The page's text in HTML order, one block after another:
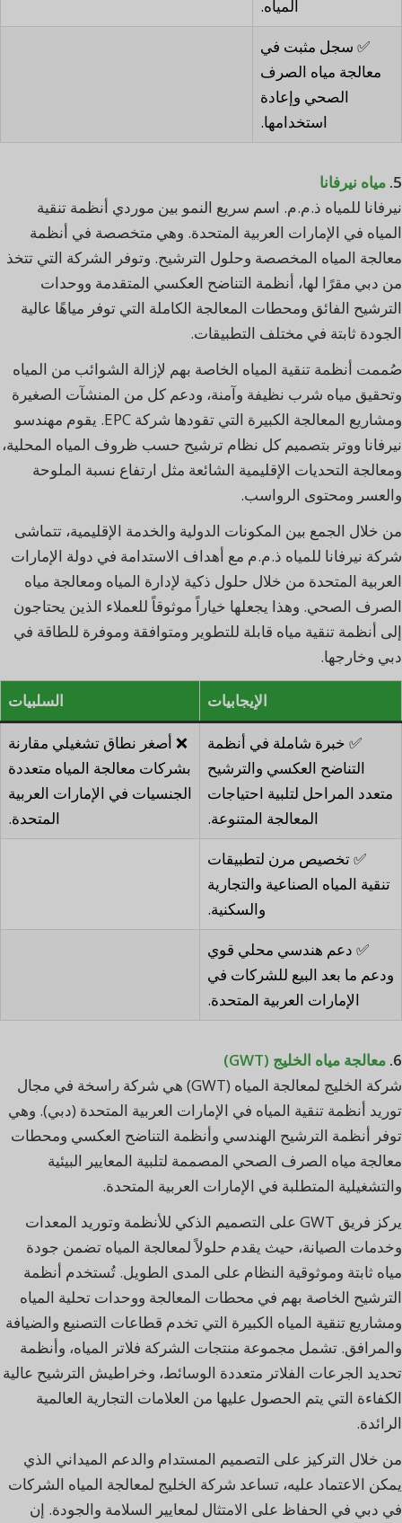
المياه.
✅ سجل مثبت في
معالجة مياه الصرف
الصحي وإعادة
استخدامها.
5. مياه نيرفانا
نيرفانا للمياه ذ.م.م. اسم سريع النمو بين موردي أنظمة تنقية
المياه في الإمارات العربية المتحدة. وهي متخصصة في أنظمة
معالجة المياه المخصصة وحلول الترشيح. وتوفر الشركة التي تتخذ
من دبي مقرًا لها، أنظمة التناضح العكسي المتقدمة ووحدات
الترشيح الفائق ومحطات المعالجة الكاملة التي توفر مياهًا عالية
الجودة ثابتة في مختلف التطبيقات.
صُممت أنظمة تنقية المياه الخاصة بهم لإزالة الشوائب من المياه
وتحقيق مياه شرب نظيفة وآمنة، ودعم كل من المنشآت الصغيرة
ومشاريع المعالجة الكبيرة التي تقودها شركة EPC. يقوم مهندسو
نيرفانا ووتر بتصميم كل نظام ترشيح حسب ظروف المياه المحلية،
ومعالجة التحديات الإقليمية الشائعة مثل ارتفاع نسبة الملوحة
والعسر ومحتوى الرواسب.
من خلال الجمع بين المكونات الدولية والخدمة الإقليمية، تتماشى
شركة نيرفانا للمياه ذ.م.م مع أهداف الاستدامة في دولة الإمارات
العربية المتحدة من خلال حلول ذكية لإدارة المياه ومعالجة مياه
الصرف الصحي. وهذا يجعلها خياراً موثوقاً للعملاء الذين يحتاجون
إلى أنظمة تنقية مياه قابلة للتطوير ومتوافقة وموفرة للطاقة في
دبي وخارجها.
الإيجابيات السلبيات
✅ خبرة شاملة في أنظمة
التناضح العكسي والترشيح
متعدد المراحل لتلبية احتياجات
المعالجة المتنوعة.
❌ أصغر نطاق تشغيلي مقارنة
بشركات معالجة المياه متعددة
الجنسيات في الإمارات العربية
المتحدة.
✅ تخصيص مرن لتطبيقات
تنقية المياه الصناعية والتجارية
والسكنية.
✅ دعم هندسي محلي قوي
ودعم ما بعد البيع للشركات في
الإمارات العربية المتحدة.
6. معالجة مياه الخليج (GWT)
شركة الخليج لمعالجة المياه (GWT) هي شركة راسخة في مجال
توريد أنظمة تنقية المياه في الإمارات العربية المتحدة (دبي). وهي
توفر أنظمة الترشيح الهندسي وأنظمة التناضح العكسي ومحطات
معالجة مياه الصرف الصحي المصممة لتلبية المعايير البيئية
والتشغيلية المتطلبة في الإمارات العربية المتحدة.
يركز فريق GWT على التصميم الذكي للأنظمة وتوريد المعدات
وخدمات الصيانة، حيث يقدم حلولاً لمعالجة المياه تضمن جودة
مياه ثابتة وموثوقية النظام على المدى الطويل. تُستخدم أنظمة
الترشيح الخاصة بهم في محطات المعالجة ووحدات تحلية المياه
ومشاريع تنقية المياه الكبيرة التي تخدم قطاعات التصنيع والضيافة
والمرافق. تشمل مجموعة منتجات الشركة فلاتر المياه، وأنظمة
تحديد الجرعات الفلاتر متعددة الوسائط، وخراطيش الترشيح عالية
الكفاءة التي يتم الحصول عليها من العلامات التجارية العالمية
الرائدة.
من خلال التركيز على التصميم المستدام والدعم الميداني الذي
يمكن الاعتماد عليه، تساعد شركة الخليج لمعالجة المياه الشركات
في دبي في الحفاظ على الامتثال لمعايير السلامة والجودة. إن